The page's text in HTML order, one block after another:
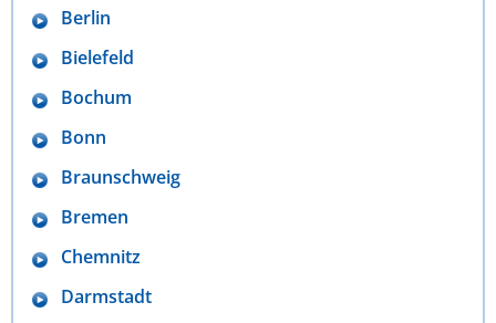
Berlin
Bielefeld
Bochum
Bonn
Braunschweig
Bremen
Chemnitz
Darmstadt